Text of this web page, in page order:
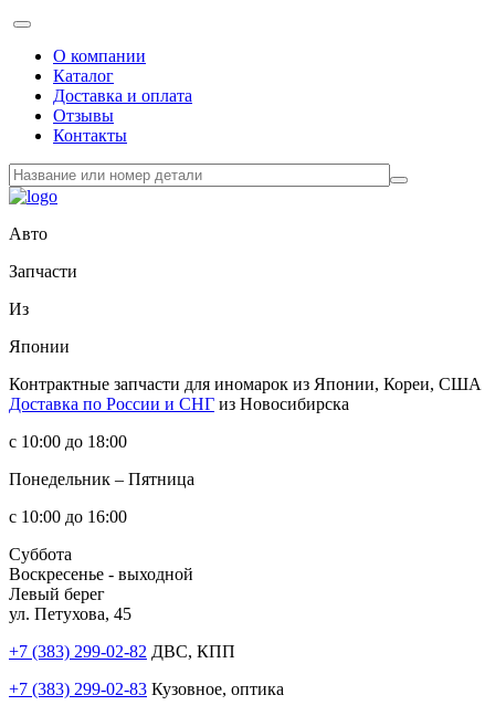
О компании
Каталог
Доставка и оплата
Отзывы
Контакты
Авто
Запчасти
Из
Японии
Контрактные запчасти для иномарок из Японии, Кореи, США
Доставка по России и СНГ из Новосибирска
с 10:00 до 18:00
Понедельник – Пятница
с 10:00 до 16:00
Суббота
Воскресенье - выходной
Левый берег
ул. Петухова, 45
+7 (383) 299-02-82 ДВС, КПП
+7 (383) 299-02-83 Кузовное, оптика